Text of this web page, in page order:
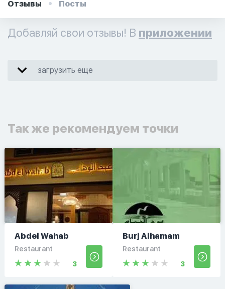
Отзывы Посты
Добавляй свои отзывы! В приложении
загрузить еще
Так же рекомендуем точки
Abdel Wahab
Restaurant
3
Burj Alhamam
Restaurant
3